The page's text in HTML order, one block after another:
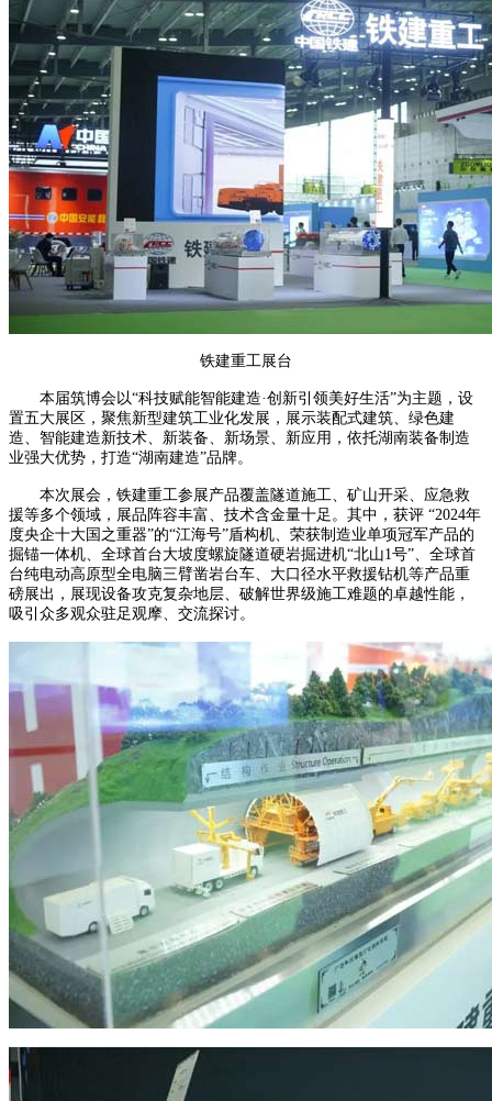
铁建重工展台
本届筑博会以“科技赋能智能建造·创新引领美好生活”为主题，设
置五大展区，聚焦新型建筑工业化发展，展示装配式建筑、绿色建
造、智能建造新技术、新装备、新场景、新应用，依托湖南装备制造
业强大优势，打造“湖南建造”品牌。
本次展会，铁建重工参展产品覆盖隧道施工、矿山开采、应急救
援等多个领域，展品阵容丰富、技术含金量十足。其中，获评 “2024年
度央企十大国之重器”的“江海号”盾构机、荣获制造业单项冠军产品的
掘锚一体机、全球首台大坡度螺旋隧道硬岩掘进机“北山1号”、全球首
台纯电动高原型全电脑三臂凿岩台车、大口径水平救援钻机等产品重
磅展出，展现设备攻克复杂地层、破解世界级施工难题的卓越性能，
吸引众多观众驻足观摩、交流探讨。